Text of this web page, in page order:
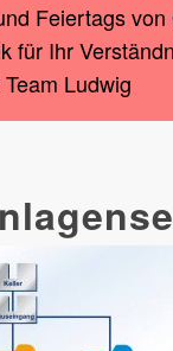
Feiertags
für Ihr
Ludwig